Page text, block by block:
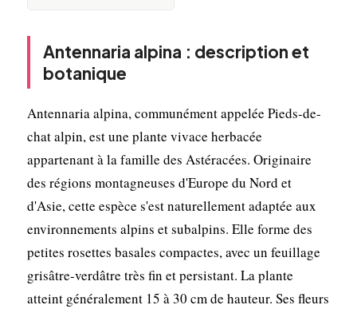
Antennaria alpina : description et
botanique
Antennaria alpina, communément appelée Pieds-de-
chat alpin, est une plante vivace herbacée
appartenant à la famille des Astéracées. Originaire
des régions montagneuses d'Europe du Nord et
d'Asie, cette espèce s'est naturellement adaptée aux
environnements alpins et subalpins. Elle forme des
petites rosettes basales compactes, avec un feuillage
grisâtre-verdâtre très fin et persistant. La plante
atteint généralement 15 à 30 cm de hauteur. Ses fleurs